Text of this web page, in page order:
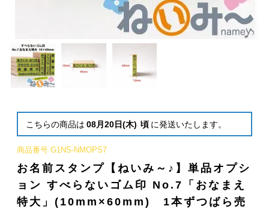
こちらの商品は 08月20日(木) 頃 に発送いたします。
商品番号 G1NS-NMOPS7
お名前スタンプ【ねいみ～♪】単品オプシ
ョン すべらないゴム印 No.7「おなまえ
特大」(10mm×60mm) 1本ずつばら売